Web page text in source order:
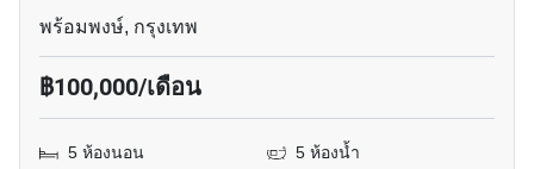
พร้อมพงษ์, กรุงเทพ
฿100,000/เดือน
5 ห้องนอน
5 ห้องน้ำ